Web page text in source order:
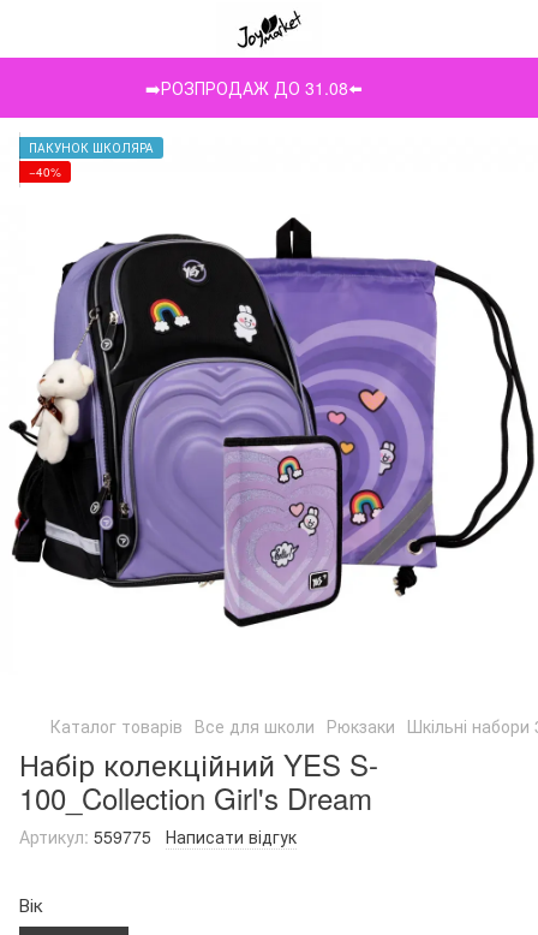
➡️РОЗПРОДАЖ ДО 31.08⬅️
ПАКУНОК ШКОЛЯРА
−40%
Каталог товарів Все для школи Рюкзаки Шкільні набори
Набір колекційний YES S-
100_Collection Girl's Dream
Артикул: 559775 Написати відгук
Вік